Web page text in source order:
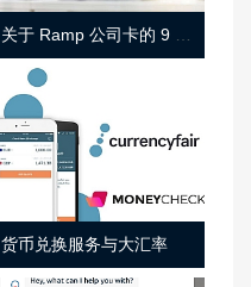
货币兑换服务与大汇率